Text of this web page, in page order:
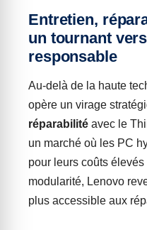
Entretien,
un tournant
responsable
Au-delà de la haute
opère un virage
réparabilité avec le
un marché où les PC
pour leurs coûts
modularité, Lenovo
plus accessible aux